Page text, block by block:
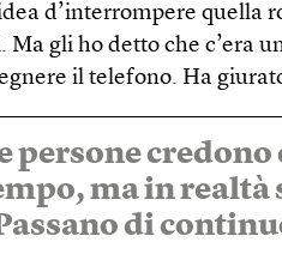
d’interrompere quella
Ma gli ho detto che c’era
il telefono. Ha
persone credono
ma in realtà
di